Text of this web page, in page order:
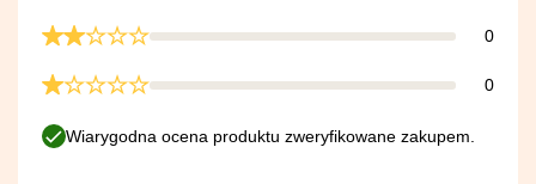
0
0
Wiarygodna ocena produktu zweryfikowane zakupem.